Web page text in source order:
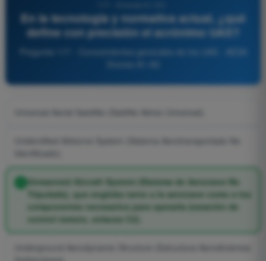
En la tecnología y normativa actual, ¿qué
define con precisión el acrónimo UAS?
Pregunta 117 - Conocimientos generales de los UAS - AESA
Unmanned Aircraft System (Sistema de Aeronave No
Tripulada), que engloba tanto a la aeronave como a los
componentes necesarios para operarla (estación de
control remoto, enlaces C2).